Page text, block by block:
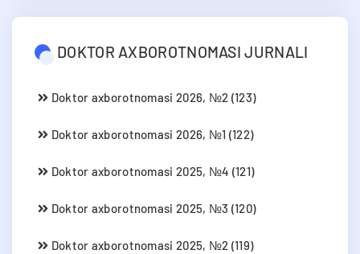
DOKTOR AXBOROTNOMASI JURNALI
Doktor axborotnomasi 2026, №2 (123)
Doktor axborotnomasi 2026, №1 (122)
Doktor axborotnomasi 2025, №4 (121)
Doktor axborotnomasi 2025, №3 (120)
Doktor axborotnomasi 2025, №2 (119)